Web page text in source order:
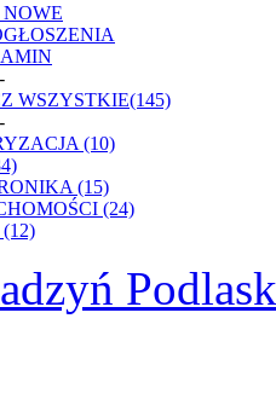
WSZYSTKIE(145)
(10)
(15)
(24)